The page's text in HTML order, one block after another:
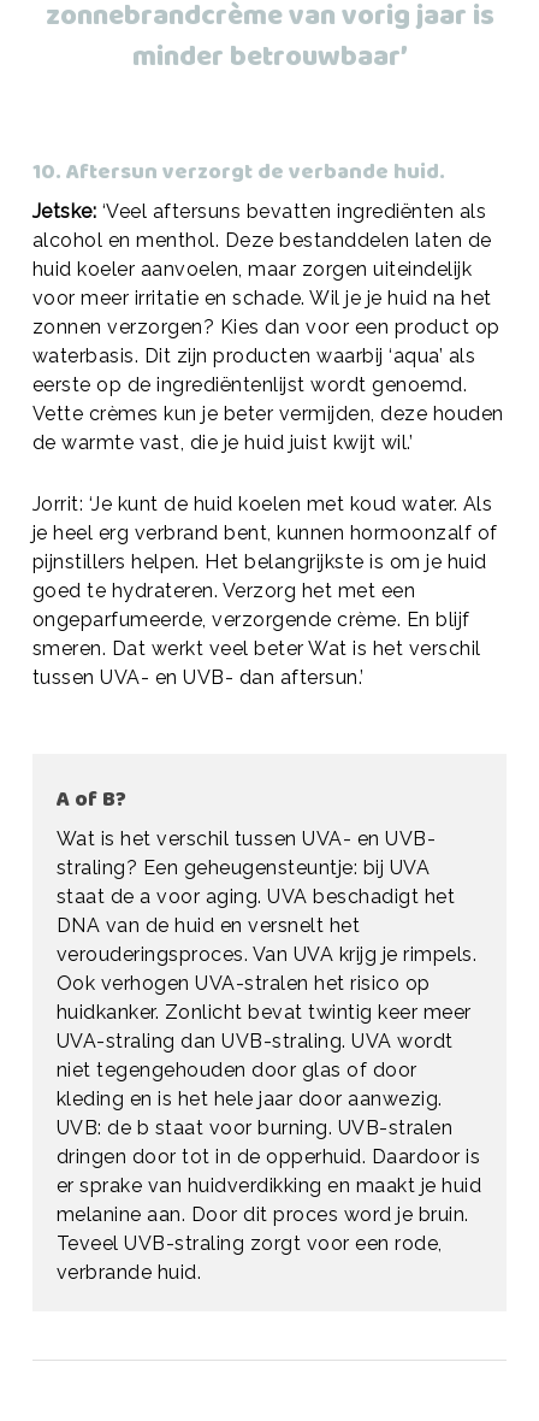
zonnebrandcrème van vorig jaar is
minder betrouwbaar’
10. Aftersun verzorgt de verbande huid.
Jetske: ‘Veel aftersuns bevatten ingrediënten als
alcohol en menthol. Deze bestanddelen laten de
huid koeler aanvoelen, maar zorgen uiteindelijk
voor meer irritatie en schade. Wil je je huid na het
zonnen verzorgen? Kies dan voor een product op
waterbasis. Dit zijn producten waarbij ‘aqua’ als
eerste op de ingrediëntenlijst wordt genoemd.
Vette crèmes kun je beter vermijden, deze houden
de warmte vast, die je huid juist kwijt wil.’
Jorrit: ‘Je kunt de huid koelen met koud water. Als
je heel erg verbrand bent, kunnen hormoonzalf of
pijnstillers helpen. Het belangrijkste is om je huid
goed te hydrateren. Verzorg het met een
ongeparfumeerde, verzorgende crème. En blijf
smeren. Dat werkt veel beter Wat is het verschil
tussen UVA- en UVB- dan aftersun.’
A of B?
Wat is het verschil tussen UVA- en UVB-
straling? Een geheugensteuntje: bij UVA
staat de a voor aging. UVA beschadigt het
DNA van de huid en versnelt het
verouderingsproces. Van UVA krijg je rimpels.
Ook verhogen UVA-stralen het risico op
huidkanker. Zonlicht bevat twintig keer meer
UVA-straling dan UVB-straling. UVA wordt
niet tegengehouden door glas of door
kleding en is het hele jaar door aanwezig.
UVB: de b staat voor burning. UVB-stralen
dringen door tot in de opperhuid. Daardoor is
er sprake van huidverdikking en maakt je huid
melanine aan. Door dit proces word je bruin.
Teveel UVB-straling zorgt voor een rode,
verbrande huid.